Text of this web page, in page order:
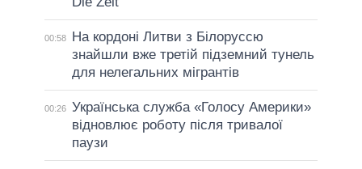
00:58
На кордоні Литви з Білоруссю
знайшли вже третій підземний тунель
для нелегальних мігрантів
00:26 Українська служба «Голосу Америки»
відновлює роботу після тривалої
паузи